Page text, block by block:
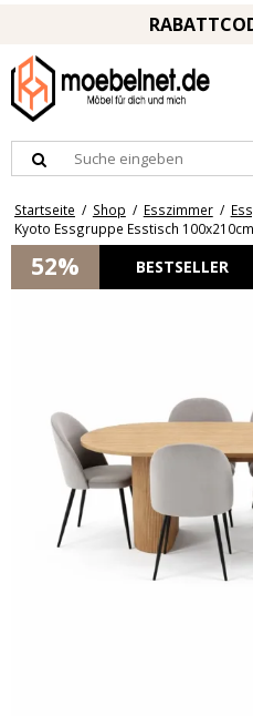
Startseite / Shop / Esszimmer /
Kyoto Essgruppe Esstisch
52% BESTSELLER